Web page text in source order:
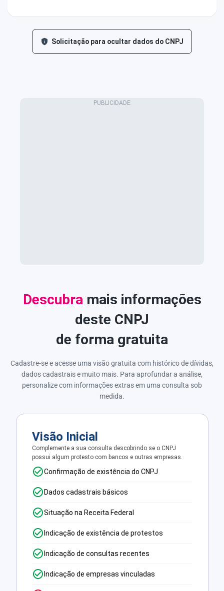
Solicitação para ocultar dados do CNPJ
Descubra mais informações
deste CNPJ
de forma gratuita
Cadastre-se e acesse uma visão gratuita com histórico de dívidas,
dados cadastrais e muito mais. Para aprofundar a análise,
personalize com informações extras em uma consulta sob
medida.
Visão Inicial
Complemente a sua consulta descobrindo se o CNPJ
possui algum protesto com bancos e outras empresas.
Confirmação de existência do CNPJ
Dados cadastrais básicos
Situação na Receita Federal
Indicação de existência de protestos
Indicação de consultas recentes
Indicação de empresas vinculadas